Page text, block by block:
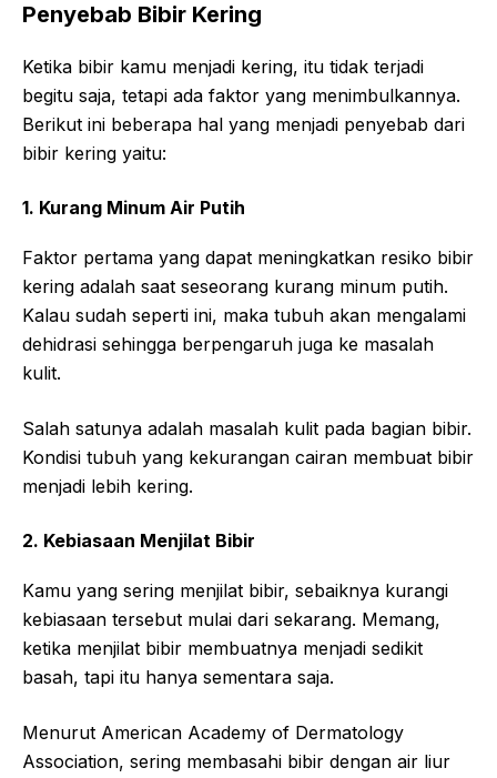
Penyebab Bibir Kering
Ketika bibir kamu menjadi kering, itu tidak terjadi
begitu saja, tetapi ada faktor yang menimbulkannya.
Berikut ini beberapa hal yang menjadi penyebab dari
bibir kering yaitu:
1. Kurang Minum Air Putih
Faktor pertama yang dapat meningkatkan resiko bibir
kering adalah saat seseorang kurang minum putih.
Kalau sudah seperti ini, maka tubuh akan mengalami
dehidrasi sehingga berpengaruh juga ke masalah
kulit.
Salah satunya adalah masalah kulit pada bagian bibir.
Kondisi tubuh yang kekurangan cairan membuat bibir
menjadi lebih kering.
2. Kebiasaan Menjilat Bibir
Kamu yang sering menjilat bibir, sebaiknya kurangi
kebiasaan tersebut mulai dari sekarang. Memang,
ketika menjilat bibir membuatnya menjadi sedikit
basah, tapi itu hanya sementara saja.
Menurut American Academy of Dermatology
Association, sering membasahi bibir dengan air liur